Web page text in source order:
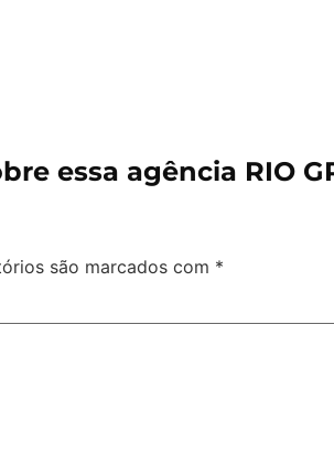
essa agência RIO
são marcados com *